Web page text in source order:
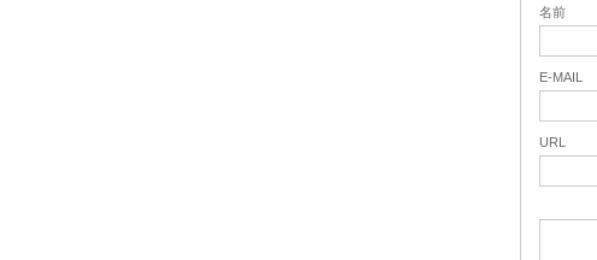
名前
E-MAIL
URL